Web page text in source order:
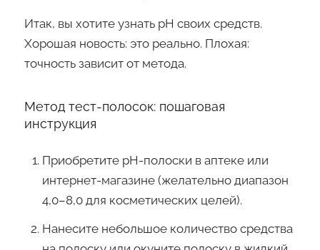
Итак, вы хотите узнать pH своих средств.
Хорошая новость: это реально. Плохая:
точность зависит от метода.
Метод тест-полосок: пошаговая
инструкция
Приобретите pH-полоски в аптеке или
интернет-магазине (желательно диапазон
4,0–8,0 для косметических целей).
Нанесите небольшое количество средства